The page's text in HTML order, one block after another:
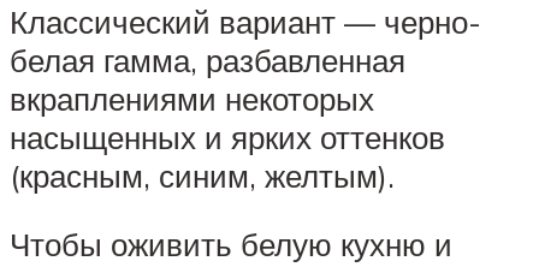
Классический вариант — черно-
белая гамма, разбавленная
вкраплениями некоторых
насыщенных и ярких оттенков
(красным, синим, желтым).
Чтобы оживить белую кухню и